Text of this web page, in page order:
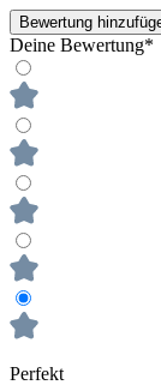
Bewertung
Deine Bewertung*
Perfekt